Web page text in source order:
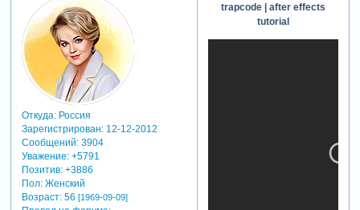
Откуда:Россия
Зарегистрирован: 12-12-2012
Сообщений:3904
Уважение: +5791
Позитив: +3886
Пол:Женский
Возраст:56 [1969-09-09]
trapcode | after effects
tutorial